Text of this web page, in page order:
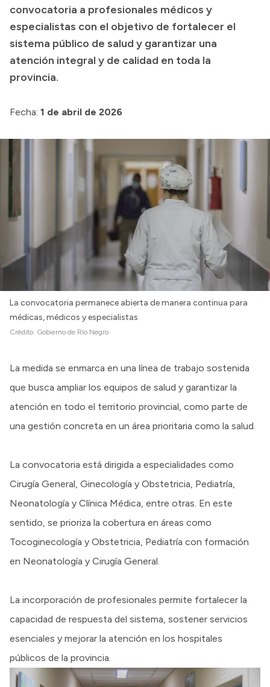
Compras y licitaciones
Consulta de expedientes
Consulta de pago a proveedores
Convocatorias
Intranet
convocatoria a profesionales médicos y
especialistas con el objetivo de fortalecer el
sistema público de salud y garantizar una
atención integral y de calidad en toda la
provincia.
Fecha: 1 de abril de 2026
La convocatoria permanece abierta de manera continua para
médicas, médicos y especialistas
Crédito: Gobierno de Río Negro
La medida se enmarca en una línea de trabajo sostenida
que busca ampliar los equipos de salud y garantizar la
atención en todo el territorio provincial, como parte de
una gestión concreta en un área prioritaria como la salud.
La convocatoria está dirigida a especialidades como
Cirugía General, Ginecología y Obstetricia, Pediatría,
Neonatología y Clínica Médica, entre otras. En este
sentido, se prioriza la cobertura en áreas como
Tocoginecología y Obstetricia, Pediatría con formación
en Neonatología y Cirugía General.
La incorporación de profesionales permite fortalecer la
capacidad de respuesta del sistema, sostener servicios
esenciales y mejorar la atención en los hospitales
públicos de la provincia.